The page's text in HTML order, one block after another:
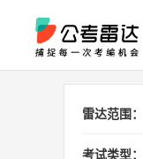
雷达范围：
考试类型：